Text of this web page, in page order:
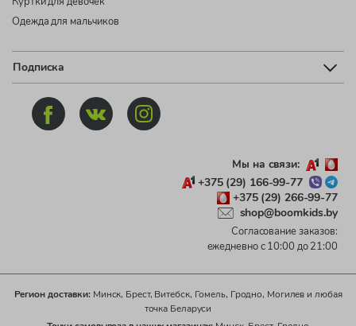
Одежда для мальчиков
Подписка
Мы на связи:
+375 (29) 166-99-77
+375 (29) 266-99-77
shop@boomkids.by
Согласование заказов:
ежедневно с 10:00 до 21:00
Регион доставки:Минск, Брест, Витебск, Гомель, Гродно, Могилев и любая
точка Беларуси